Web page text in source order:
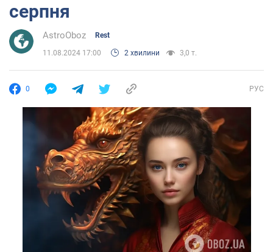
серпня
AstroOboz Rest
11.08.2024 17:00 2 хвилини 3,0 т.
0 РУС